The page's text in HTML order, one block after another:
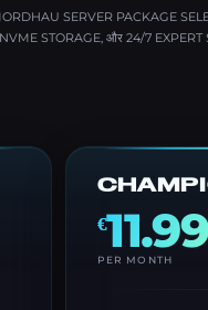
SERVER PACKAGE
STORAGE, और 24/7 EXPERT
€11.99
PER MONTH